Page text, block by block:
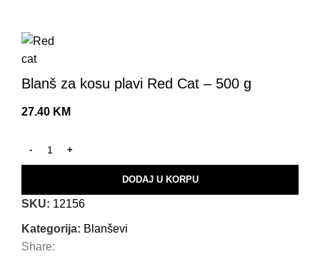
Blanš za kosu plavi Red Cat – 500 g
27.40 KM
DODAJ U KORPU
SKU: 12156
Kategorija: Blanševi
Share: